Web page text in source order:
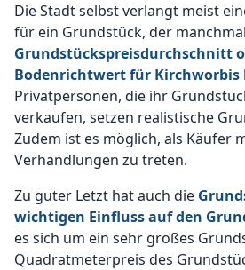
Die Stadt selbst verlangt meist
für ein Grundstück, der
Grundstückspreisdurchschnitt
Bodenrichtwert für Kirchworbis
Privatpersonen, die ihr
verkaufen, setzen realistische
Zudem ist es möglich, als Käufer
Verhandlungen zu treten.
Zu guter Letzt hat auch die
wichtigen Einfluss auf den
es sich um ein sehr großes
Quadratmeterpreis des